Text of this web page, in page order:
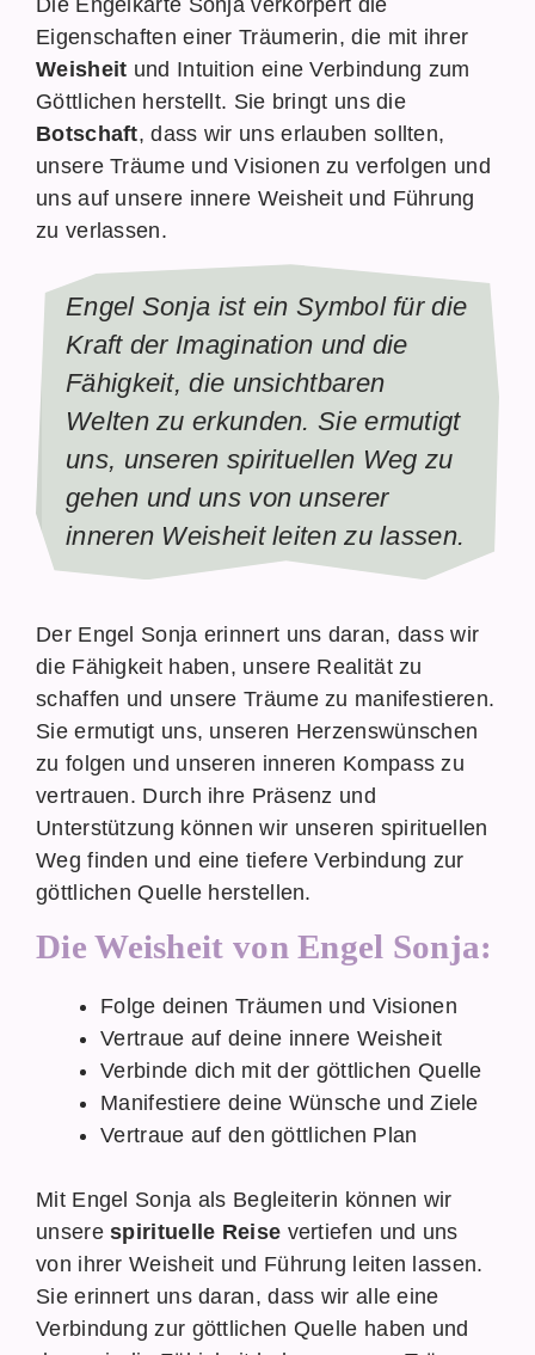
Eigenschaften einer Träumerin, die mit ihrer
Weisheit und Intuition eine Verbindung zum
Göttlichen herstellt. Sie bringt uns die
Botschaft, dass wir uns erlauben sollten,
unsere Träume und Visionen zu verfolgen und
uns auf unsere innere Weisheit und Führung
zu verlassen.
Engel Sonja ist ein Symbol für die
Kraft der Imagination und die
Fähigkeit, die unsichtbaren
Welten zu erkunden. Sie ermutigt
uns, unseren spirituellen Weg zu
gehen und uns von unserer
inneren Weisheit leiten zu lassen.
Der Engel Sonja erinnert uns daran, dass wir
die Fähigkeit haben, unsere Realität zu
schaffen und unsere Träume zu manifestieren.
Sie ermutigt uns, unseren Herzenswünschen
zu folgen und unseren inneren Kompass zu
vertrauen. Durch ihre Präsenz und
Unterstützung können wir unseren spirituellen
Weg finden und eine tiefere Verbindung zur
göttlichen Quelle herstellen.
Die Weisheit von Engel Sonja:
Folge deinen Träumen und Visionen
Vertraue auf deine innere Weisheit
Verbinde dich mit der göttlichen Quelle
Manifestiere deine Wünsche und Ziele
Vertraue auf den göttlichen Plan
Mit Engel Sonja als Begleiterin können wir
unserespirituelle Reise vertiefen und uns
von ihrer Weisheit und Führung leiten lassen.
Sie erinnert uns daran, dass wir alle eine
Verbindung zur göttlichen Quelle haben und